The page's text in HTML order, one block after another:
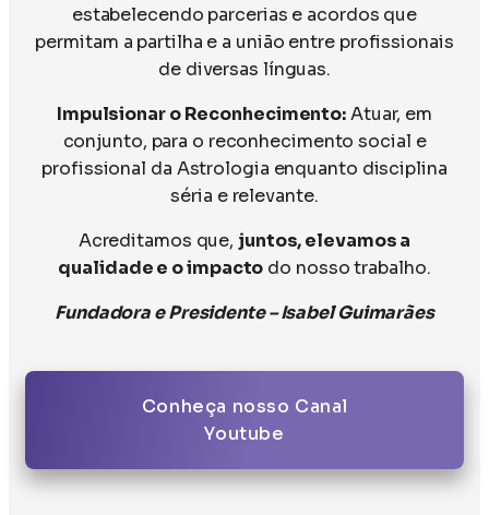
estabelecendo parcerias e acordos que
permitam a partilha e a união entre profissionais
de diversas línguas.
Impulsionar o Reconhecimento:Atuar, em
conjunto, para o reconhecimento social e
profissional da Astrologia enquanto disciplina
séria e relevante.
Acreditamos que, juntos, elevamos a
qualidade e o impacto do nosso trabalho.
Fundadora e Presidente – Isabel Guimarães
Conheça nosso Canal
Youtube